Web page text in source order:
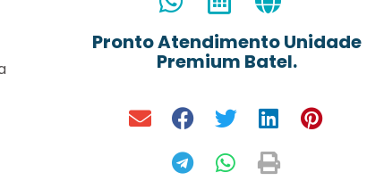
Pronto Atendimento Unidade
Premium Batel.